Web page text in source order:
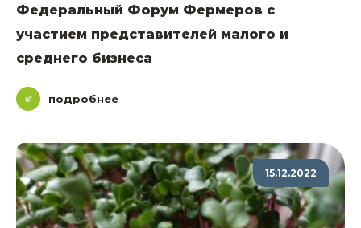
Федеральный Форум Фермеров с
участием представителей малого и
среднего бизнеса
подробнее
15.12.2022